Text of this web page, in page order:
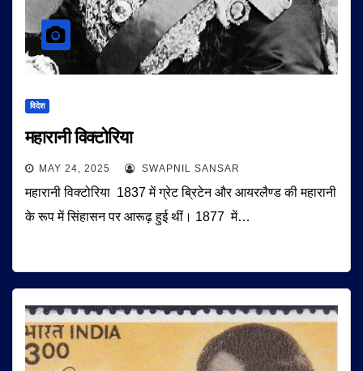
विदेश
महारानी विक्टोरिया
MAY 24, 2025 SWAPNIL SANSAR
महारानी विक्टोरिया 1837 में ग्रेट ब्रिटेन और आयरलैण्ड की महारानी
के रूप में सिंहासन पर आरूढ़ हुई थीं। 1877 में…